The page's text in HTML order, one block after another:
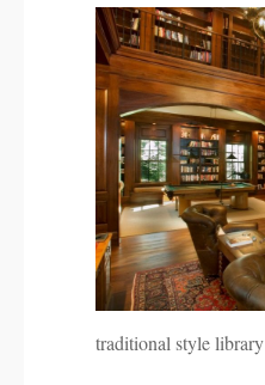
traditional style library